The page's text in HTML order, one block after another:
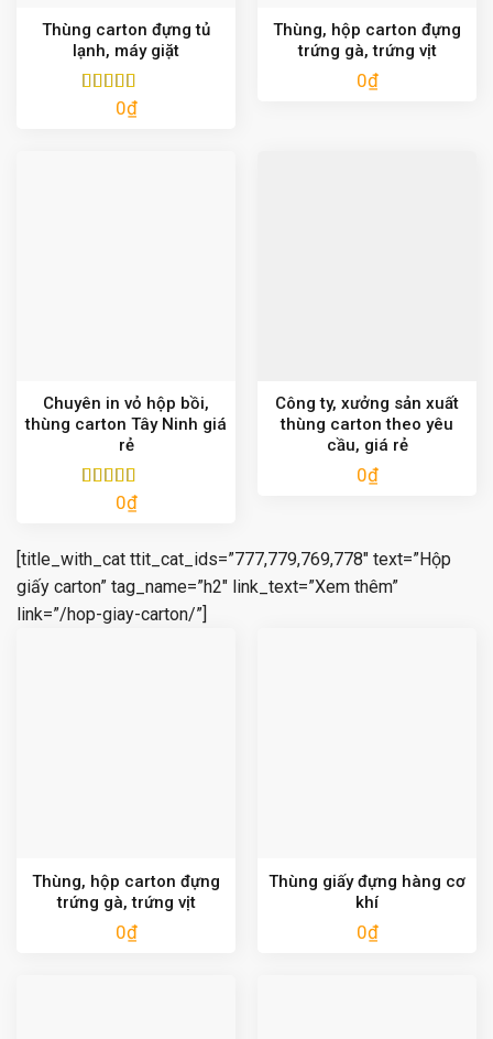
Thùng carton đựng tủ
lạnh, máy giặt
Được xếp
0₫
Thùng, hộp carton đựng
trứng gà, trứng vịt
0₫
Chuyên in vỏ hộp bồi,
thùng carton Tây Ninh giá
rẻ
Được xếp
0₫
Công ty, xưởng sản xuất
thùng carton theo yêu
cầu, giá rẻ
0₫
[title_with_cat ttit_cat_ids=”777,779,769,778″ text=”Hộp
giấy carton” tag_name=”h2″ link_text=”Xem thêm”
link=”/hop-giay-carton/”]
Thùng, hộp carton đựng
trứng gà, trứng vịt
0₫
Thùng giấy đựng hàng cơ
khí
0₫